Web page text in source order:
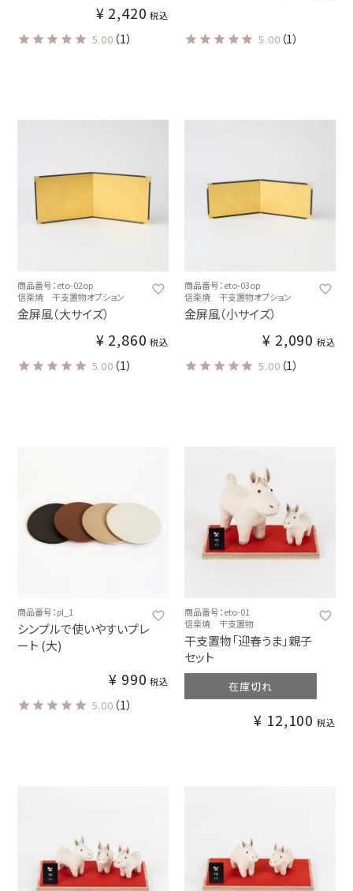
¥ 2,420 税込
5.00 （1） 5.00 （1）
商品番号：eto-02op
信楽焼 干支置物オプション
金屏風（大サイズ）
¥ 2,860 税込
5.00 （1）
商品番号：eto-03op
信楽焼 干支置物オプション
金屏風（小サイズ）
¥ 2,090 税込
5.00 （1）
商品番号：pl_1
シンプルで使いやすいプレ
ート (大)
¥ 990 税込
5.00 （1）
商品番号：eto-01
信楽焼 干支置物
干支置物「迎春うま」親子
セット
在庫切れ
¥ 12,100 税込